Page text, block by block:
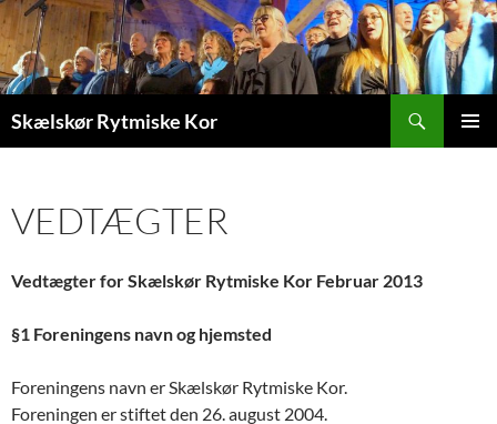
Skælskør Rytmiske Kor
VEDTÆGTER
Vedtægter for Skælskør Rytmiske Kor Februar 2013
§1 Foreningens navn og hjemsted
Foreningens navn er Skælskør Rytmiske Kor.
Foreningen er stiftet den 26. august 2004.